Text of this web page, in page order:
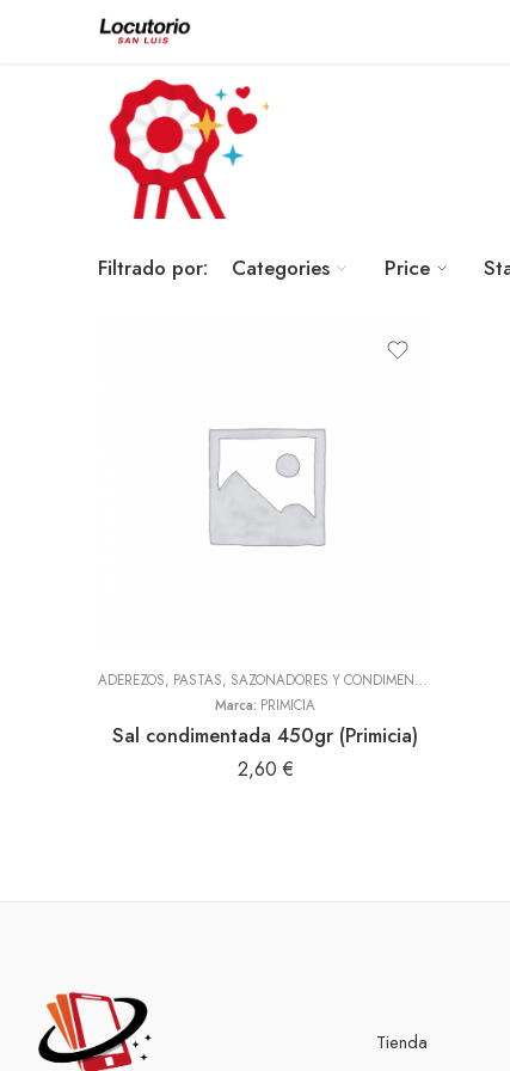
Filtrado por: Categories Price
ADEREZOS, PASTAS, SAZONADORES Y CONDIMENTOS
Marca: PRIMICIA
Sal condimentada 450gr (Primicia)
2,60 €
Tienda